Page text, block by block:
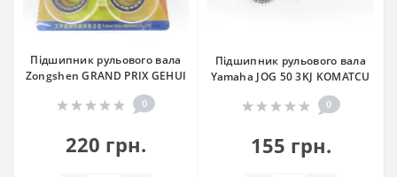
Підшипник рульового вала
Zongshen GRAND PRIX GEHUI
0
220 грн.
Підшипник рульового вала
Yamaha JOG 50 3KJ KOMATCU
0
155 грн.